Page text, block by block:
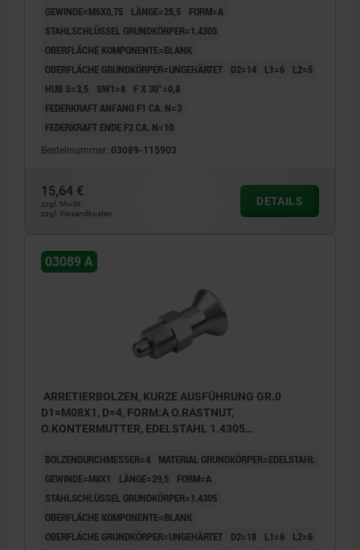
GEWINDE=M6X0,75
LÄNGE=25,5
FORM=A
STAHLSCHLÜSSEL GRUNDKÖRPER=1.4305
OBERFLÄCHE KOMPONENTE=BLANK
OBERFLÄCHE GRUNDKÖRPER=UNGEHÄRTET
D2=14 L1=6
L2=5
HUB S=3,5
SW1=8
F X 30°=0,8
FEDERKRAFT ANFANG F1 CA. N=3
FEDERKRAFT ENDE F2 CA. N=10
Bestellnummer: 03089-115903
15,64 €
zzgl. MwSt.
zzgl. Versandkosten
DETAILS
03089 A
ARRETIERBOLZEN, KURZE AUSFÜHRUNG GR.0
D1=M08X1, D=4, FORM:A O.RASTNUT,
O.KONTERMUTTER, EDELSTAHL 1.4305
BOLZENDURCHMESSER=4
MATERIAL GRUNDKÖRPER=EDELSTAHL
GEWINDE=M8X1
LÄNGE=29,5
FORM=A
STAHLSCHLÜSSEL GRUNDKÖRPER=1.4305
OBERFLÄCHE KOMPONENTE=BLANK
OBERFLÄCHE GRUNDKÖRPER=UNGEHÄRTET
D2=18 L1=6
L2=6